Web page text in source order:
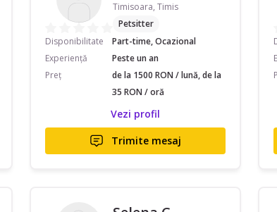
Timisoara, Timis
Petsitter
Disponibilitate
Part-time, Ocazional
Experiență
Peste un an
Preț
de la 1500 RON / lună, de la
35 RON / oră
Vezi profil
Trimite mesaj